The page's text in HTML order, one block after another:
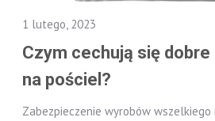
1 lutego, 2023
Czym cechują się
na pościel?
Zabezpieczenie wyrobów wszelkiego